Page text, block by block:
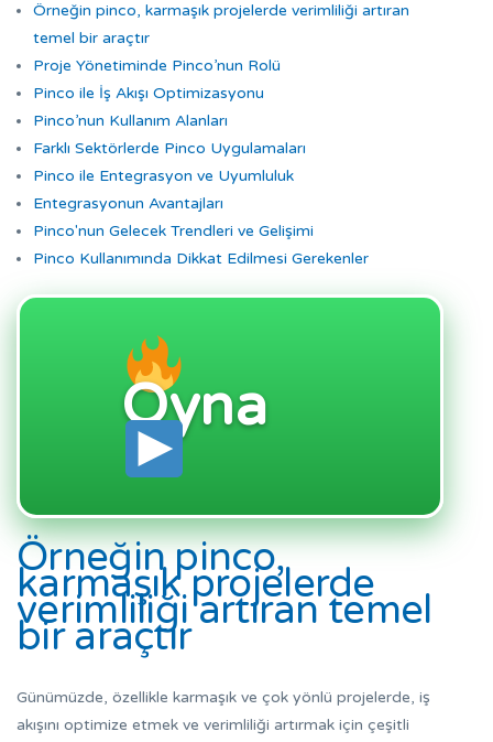
Örneğin pinco, karmaşık projelerde verimliliği artıran
temel bir araçtır
Proje Yönetiminde Pinco’nun Rolü
Pinco ile İş Akışı Optimizasyonu
Pinco’nun Kullanım Alanları
Farklı Sektörlerde Pinco Uygulamaları
Pinco ile Entegrasyon ve Uyumluluk
Entegrasyonun Avantajları
Pinco'nun Gelecek Trendleri ve Gelişimi
Pinco Kullanımında Dikkat Edilmesi Gerekenler
Oyna
Örneğin pinco,
karmaşık projelerde
verimliliği artıran temel
bir araçtır
Günümüzde, özellikle karmaşık ve çok yönlü projelerde, iş
akışını optimize etmek ve verimliliği artırmak için çeşitli